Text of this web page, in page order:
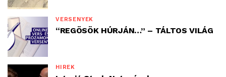
VERSENYEK
“REGÖSÖK HÚRJÁN…” – TÁLTOS VILÁG
HÍREK